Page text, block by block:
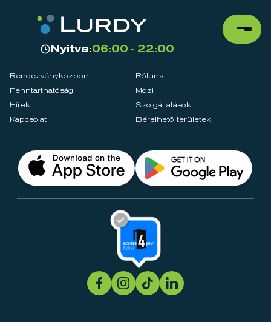
Nyitva:06:00 - 22:00
Rendezvényközpont
Rólunk
Fenntarthatóság
Mozi
Hírek
Szolgáltatások
Kapcsolat
Bérelhető területek